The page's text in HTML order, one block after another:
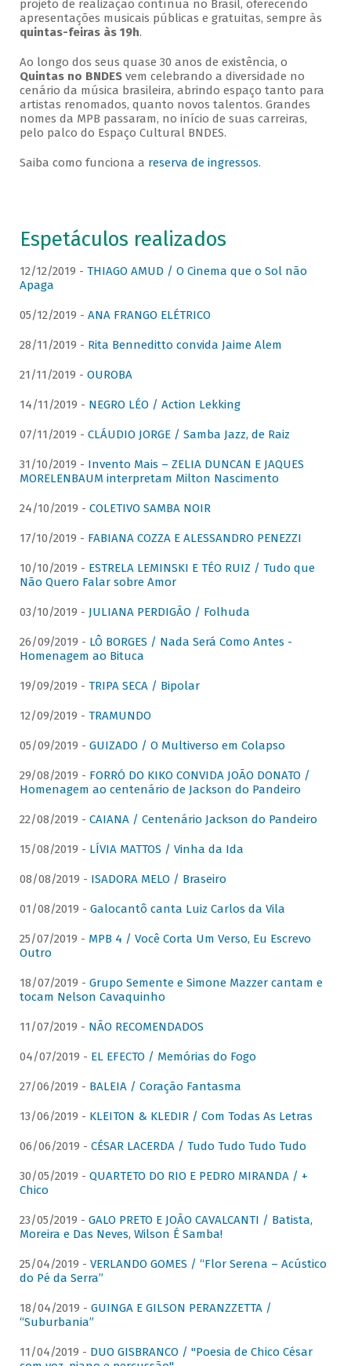
projeto de realização contínua no Brasil, oferecendo
apresentações musicais públicas e gratuitas, sempre às
quintas-feiras às 19h.
Ao longo dos seus quase 30 anos de existência, o
Quintas no BNDESvem celebrando a diversidade no
cenário da música brasileira, abrindo espaço tanto para
artistas renomados, quanto novos talentos. Grandes
nomes da MPB passaram, no início de suas carreiras,
pelo palco do Espaço Cultural BNDES.
Saiba como funciona a reserva de ingressos.
Espetáculos realizados
12/12/2019 - THIAGO AMUD / O Cinema que o Sol não
Apaga
05/12/2019 - ANA FRANGO ELÉTRICO
28/11/2019 - Rita Benneditto convida Jaime Alem
21/11/2019 - OUROBA
14/11/2019 - NEGRO LÉO / Action Lekking
07/11/2019 - CLÁUDIO JORGE / Samba Jazz, de Raiz
31/10/2019 - Invento Mais – ZELIA DUNCAN E JAQUES
MORELENBAUM interpretam Milton Nascimento
24/10/2019 - COLETIVO SAMBA NOIR
17/10/2019 - FABIANA COZZA E ALESSANDRO PENEZZI
10/10/2019 - ESTRELA LEMINSKI E TÉO RUIZ / Tudo que
Não Quero Falar sobre Amor
03/10/2019 - JULIANA PERDIGÃO / Folhuda
26/09/2019 - LÔ BORGES / Nada Será Como Antes -
Homenagem ao Bituca
19/09/2019 - TRIPA SECA / Bipolar
12/09/2019 - TRAMUNDO
05/09/2019 - GUIZADO / O Multiverso em Colapso
29/08/2019 - FORRÓ DO KIKO CONVIDA JOÃO DONATO /
Homenagem ao centenário de Jackson do Pandeiro
22/08/2019 - CAIANA / Centenário Jackson do Pandeiro
15/08/2019 - LÍVIA MATTOS / Vinha da Ida
08/08/2019 - ISADORA MELO / Braseiro
01/08/2019 - Galocantô canta Luiz Carlos da Vila
25/07/2019 - MPB 4 / Você Corta Um Verso, Eu Escrevo
Outro
18/07/2019 - Grupo Semente e Simone Mazzer cantam e
tocam Nelson Cavaquinho
11/07/2019 - NÃO RECOMENDADOS
04/07/2019 - EL EFECTO / Memórias do Fogo
27/06/2019 - BALEIA / Coração Fantasma
13/06/2019 - KLEITON & KLEDIR / Com Todas As Letras
06/06/2019 - CÉSAR LACERDA / Tudo Tudo Tudo Tudo
30/05/2019 - QUARTETO DO RIO E PEDRO MIRANDA / +
Chico
23/05/2019 - GALO PRETO E JOÃO CAVALCANTI / Batista,
Moreira e Das Neves, Wilson É Samba!
25/04/2019 - VERLANDO GOMES / “Flor Serena – Acústico
do Pé da Serra”
18/04/2019 - GUINGA E GILSON PERANZZETTA /
“Suburbania”
11/04/2019 - DUO GISBRANCO / "Poesia de Chico César